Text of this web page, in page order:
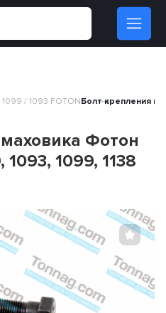
1099 / 1093 FOTONБолт крепления
Фотон
1093, 1099, 1138